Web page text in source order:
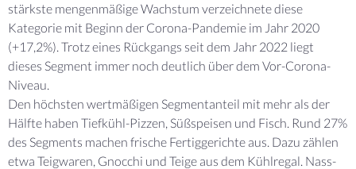
stärkste mengenmäßige Wachstum verzeichnete diese
Kategorie mit Beginn der Corona-Pandemie im Jahr 2020
(+17,2%). Trotz eines Rückgangs seit dem Jahr 2022 liegt
dieses Segment immer noch deutlich über dem Vor-Corona-
Niveau.
Den höchsten wertmäßigen Segmentanteil mit mehr als der
Hälfte haben Tiefkühl-Pizzen, Süßspeisen und Fisch. Rund 27%
des Segments machen frische Fertiggerichte aus. Dazu zählen
etwa Teigwaren, Gnocchi und Teige aus dem Kühlregal. Nass-